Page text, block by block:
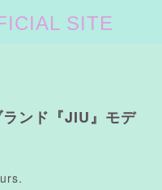
SITE
ランド『JIU』モデ